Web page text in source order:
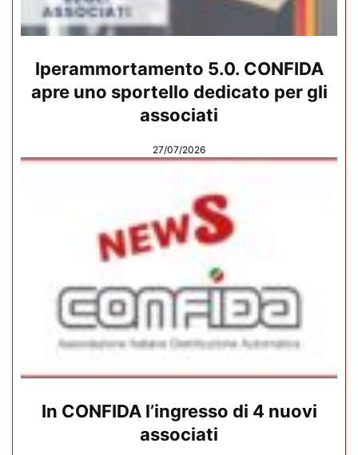
Iperammortamento 5.0. CONFIDA
apre uno sportello dedicato per gli
associati
27/07/2026
In CONFIDA l’ingresso di 4 nuovi
associati